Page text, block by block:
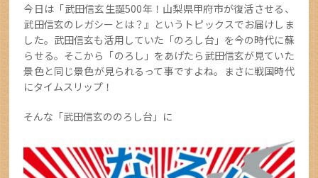
今日は「武田信玄生誕500年！山梨県甲府市が復活させる、
武田信玄のレガシーとは？』というトピックスでお届けしま
した。武田信玄も活用していた「のろし台」を今の時代に蘇
らせる。そこから「のろし」をあげたら武田信玄が見ていた
景色と同じ景色が見られるって事ですよね。まさに戦国時代
にタイムスリップ！
そんな「武田信玄ののろし台」に